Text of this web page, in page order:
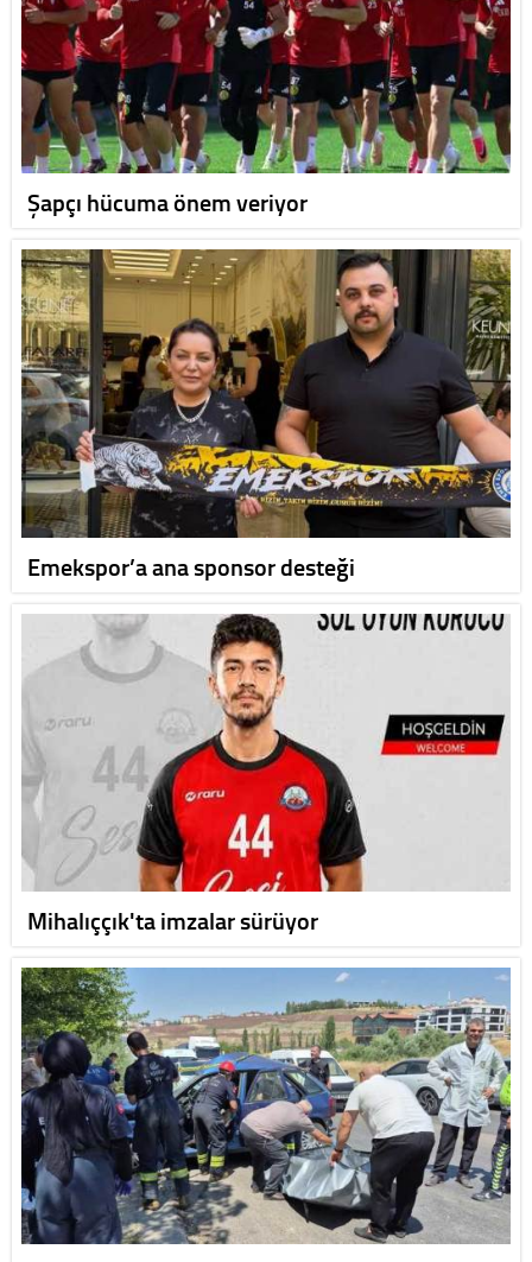
Şapçı hücuma önem veriyor
Emekspor’a ana sponsor desteği
Mihalıççık'ta imzalar sürüyor